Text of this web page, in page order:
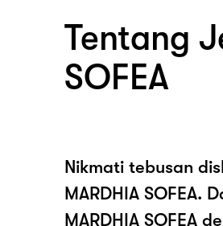
Tentang
SOFEA
Nikmati tebusan
MARDHIA SOFEA.
MARDHIA SOFEA